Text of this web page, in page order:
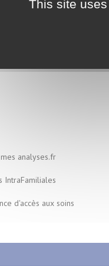
analyses.fr
IntraFamiliales
d'accès aux soins
This site